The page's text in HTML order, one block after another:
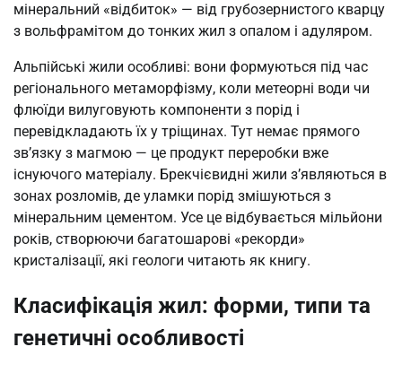
мінеральний «відбиток» — від грубозернистого кварцу
з вольфрамітом до тонких жил з опалом і адуляром.
Альпійські жили особливі: вони формуються під час
регіонального метаморфізму, коли метеорні води чи
флюїди вилуговують компоненти з порід і
перевідкладають їх у тріщинах. Тут немає прямого
зв’язку з магмою — це продукт переробки вже
існуючого матеріалу. Брекчієвидні жили з’являються в
зонах розломів, де уламки порід змішуються з
мінеральним цементом. Усе це відбувається мільйони
років, створюючи багатошарові «рекорди»
кристалізації, які геологи читають як книгу.
Класифікація жил: форми, типи та
генетичні особливості